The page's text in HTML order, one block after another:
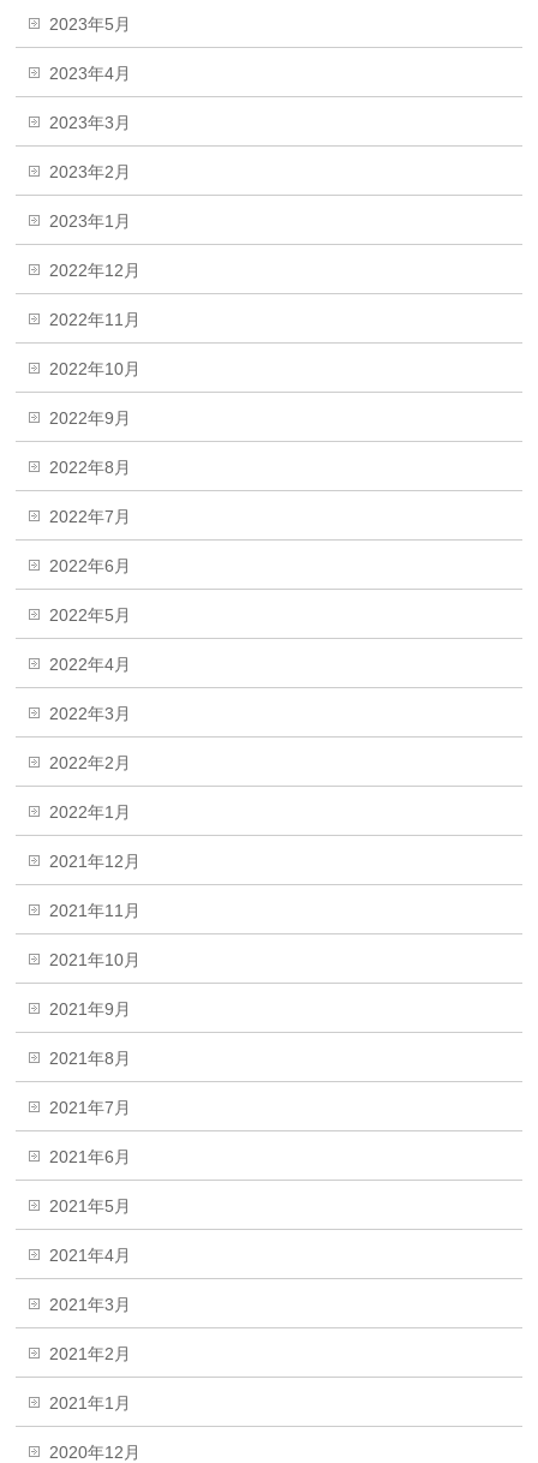
2023年5月
2023年4月
2023年3月
2023年2月
2023年1月
2022年12月
2022年11月
2022年10月
2022年9月
2022年8月
2022年7月
2022年6月
2022年5月
2022年4月
2022年3月
2022年2月
2022年1月
2021年12月
2021年11月
2021年10月
2021年9月
2021年8月
2021年7月
2021年6月
2021年5月
2021年4月
2021年3月
2021年2月
2021年1月
2020年12月